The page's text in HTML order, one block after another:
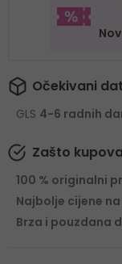
Očekivani
GLS 4-6 radnih
Zašto
100 % originalni
Najbolje cijene
Brza i pouzdana